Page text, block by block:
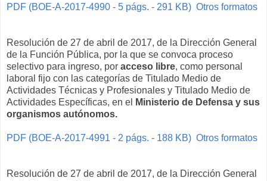
PDF (BOE-A-2017-4990 - 5 págs. - 291 KB) Otros formatos
Resolución de 27 de abril de 2017, de la Dirección General
de la Función Pública, por la que se convoca proceso
selectivo para ingreso, por acceso libre, como personal
laboral fijo con las categorías de Titulado Medio de
Actividades Técnicas y Profesionales y Titulado Medio de
Actividades Específicas, en el
Ministerio de Defensa y sus
organismos autónomos.
PDF (BOE-A-2017-4991 - 2 págs. - 188 KB) Otros formatos
Resolución de 27 de abril de 2017, de la Dirección General